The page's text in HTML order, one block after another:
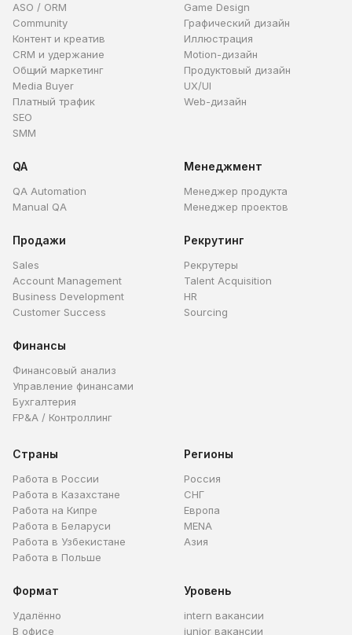
ASO / ORM
Community
Контент и креатив
CRM и удержание
Общий маркетинг
Media Buyer
Платный трафик
SEO
SMM
Game Design
Графический дизайн
Иллюстрация
Motion-дизайн
Продуктовый дизайн
UX/UI
Web-дизайн
QA
QA Automation
Manual QA
Менеджмент
Менеджер продукта
Менеджер проектов
Продажи
Sales
Account Management
Business Development
Customer Success
Рекрутинг
Рекрутеры
Talent Acquisition
HR
Sourcing
Финансы
Финансовый анализ
Управление финансами
Бухгалтерия
FP&A / Контроллинг
Страны
Работа в России
Работа в Казахстане
Работа на Кипре
Работа в Беларуси
Работа в Узбекистане
Работа в Польше
Регионы
Россия
СНГ
Европа
MENA
Азия
Формат
Удалённо
В офисе
Уровень
intern вакансии
junior вакансии